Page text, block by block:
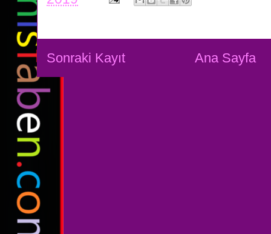
Sonraki Kayıt Ana Sayfa